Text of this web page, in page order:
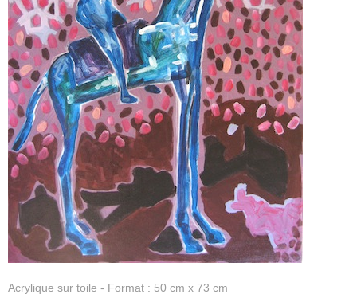
Acrylique sur toile - Format : 50 cm x 73 cm